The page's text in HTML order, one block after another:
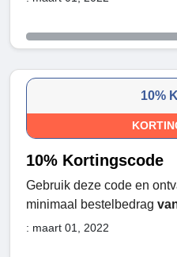
10%
10% Kortingscode
Gebruik deze code en
minimaal bestelbedrag
: maart 01, 2022